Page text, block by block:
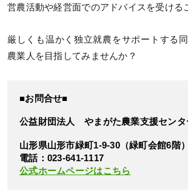
営農活動や経営面でのアドバイスを受ける
厳しくも温かく独立就農をサポートする
農業人を目指してみませんか？
■お問合せ■
公益財団法人 やまがた農業支援センタ
山形県山形市緑町1-9-30（緑町会館6階）
電話：023-641-1117
公式ホームページはこちら